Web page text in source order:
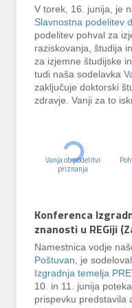
V torek, 16. junija, je
Slavnostna podelitev
podelitev pohval za
raziskovanja, študija
za izjemne študijske
tudi naša sodelavka
zaključuje doktorski
zdravje. Vanji za to
Vanja ob podelitvi
priznanja
Konferenca
znanosti u REGiji
Namestnica vodje
Poštuvan, je
Izgradnja temelja
10. in 11. junija
prispevku predstavila